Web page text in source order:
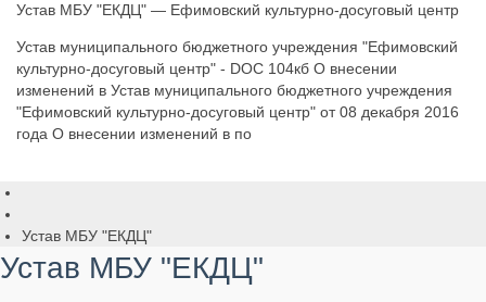
Устав МБУ "ЕКДЦ" — Ефимовский культурно-досуговый центр
Устав муниципального бюджетного учреждения "Ефимовский
культурно-досуговый центр" - DOC 104кб О внесении
изменений в Устав муниципального бюджетного учреждения
"Ефимовский культурно-досуговый центр" от 08 декабря 2016
года О внесении изменений в по
Устав МБУ "ЕКДЦ"
Устав МБУ "ЕКДЦ"